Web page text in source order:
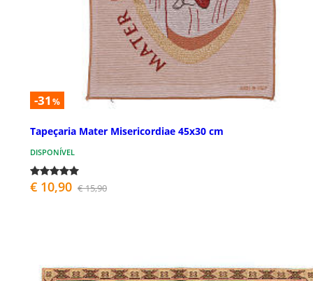
-31 %
Tapeçaria Mater Misericordiae 45x30 cm
DISPONÍVEL
€ 10,90 € 15,90